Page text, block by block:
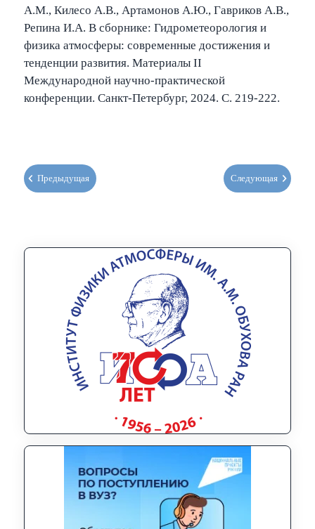
А.М., Килесо А.В., Артамонов А.Ю., Гавриков А.В.,
Репина И.А. В сборнике: Гидрометеорология и
физика атмосферы: современные достижения и
тенденции развития. Материалы II
Международной научно-практической
конференции. Санкт-Петербург, 2024. С. 219-222.
Предыдущая Следующая